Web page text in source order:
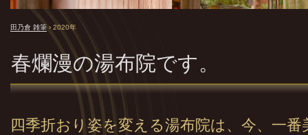
田乃倉 雑筆 › 2020年
春爛漫の湯布院です。
四季折おり姿を変える湯布院は、今、一